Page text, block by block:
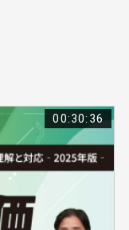
00:30:36